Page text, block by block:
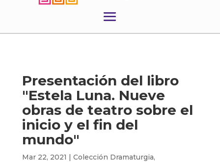
Presentación del libro
"Estela Luna. Nueve
obras de teatro sobre el
inicio y el fin del
mundo"
Mar 22, 2021 | Colección Dramaturgia,